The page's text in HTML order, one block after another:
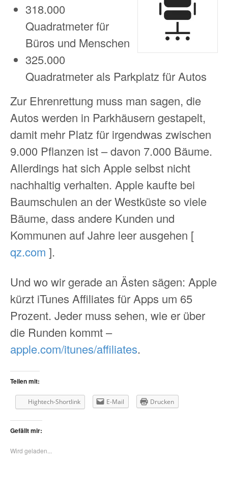
318.000
Quadratmeter für
Büros und Menschen
325.000
Quadratmeter als Parkplatz für Autos
Zur Ehrenrettung muss man sagen, die
Autos werden in Parkhäusern gestapelt,
damit mehr Platz für irgendwas zwischen
9.000 Pflanzen ist – davon 7.000 Bäume.
Allerdings hat sich Apple selbst nicht
nachhaltig verhalten. Apple kaufte bei
Baumschulen an der Westküste so viele
Bäume, dass andere Kunden und
Kommunen auf Jahre leer ausgehen [
qz.com ].
Und wo wir gerade an Ästen sägen: Apple
kürzt iTunes Affiliates für Apps um 65
Prozent. Jeder muss sehen, wie er über
die Runden kommt –
apple.com/itunes/affiliates.
Teilen mit:
Hightech-Shortlink E-Mail Drucken
Gefällt mir:
Wird geladen...